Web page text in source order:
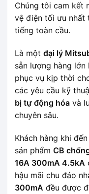
Chúng tôi cam kết
vệ điện tối ưu nhất
tiếng toàn cầu.
Là một đại lý
sẵn lượng hàng lớn
phục vụ kịp thời
các yêu cầu kỹ
bị tự động hóa và
chuyên sâu.
Khách hàng khi
sản phẩm CB
16A 300mA 4.5kA
hậu mãi chu đáo
300mA đều được